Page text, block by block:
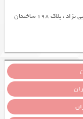
آدرس : تهران ، بلوار مرزداران ، بعد از خیابان رضایی نژاد ، پلاک 198 ساختمان